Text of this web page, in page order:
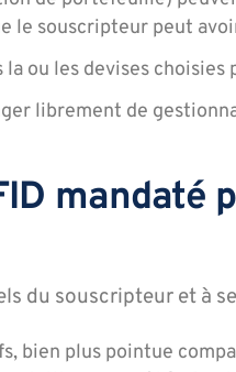
le souscripteur peut
ou les devises choisies
librement de
mandaté
du souscripteur et à
bien plus pointue